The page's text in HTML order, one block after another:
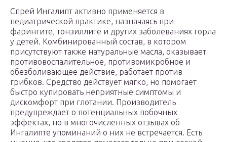
Спрей Ингалипт активно применяется в
педиатрической практике, назначаясь при
фарингите, тонзиллите и других заболеваниях горла
у детей. Комбинированный состав, в котором
присутствуют также натуральные масла, оказывает
противовоспалительное, противомикробное и
обезболивающее действие, работает против
грибков. Средство действует мягко, но помогает
быстро купировать неприятные симптомы и
дискомфорт при глотании. Производитель
предупреждает о потенциальных побочных
эффектах, но в многочисленных отзывах об
Ингалипте упоминаний о них не встречается. Есть